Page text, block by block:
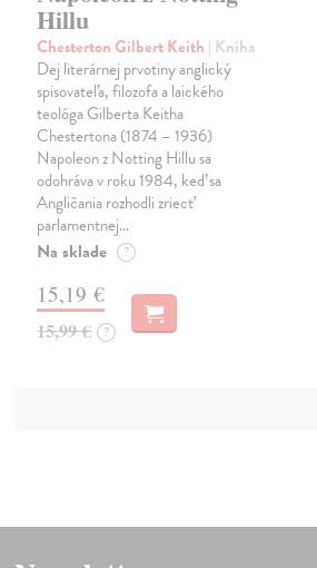
Hillu
Chesterton Gilbert Keith | Kniha
Dej literárnej prvotiny anglický
spisovateľa, filozofa a laického
teológa Gilberta Keitha
Chestertona (1874 – 1936)
Napoleon z Notting Hillu sa
odohráva v roku 1984, keď sa
Angličania rozhodli zriecť
parlamentnej…
Na sklade ?
15,19 €
15,99 € ?